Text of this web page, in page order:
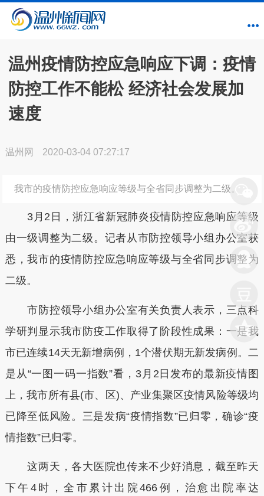
温州疫情防控应急响应下调：疫情
防控工作不能松 经济社会发展加
速度
温州网 2020-03-04 07:27:17
我市的疫情防控应急响应等级与全省同步调整为二级。
3月2日，浙江省新冠肺炎疫情防控应急响应等级
由一级调整为二级。记者从市防控领导小组办公室获
悉，我市的疫情防控应急响应等级与全省同步调整为
二级。
市防控领导小组办公室有关负责人表示，三点科
学研判显示我市防疫工作取得了阶段性成果：一是我
市已连续14天无新增病例，1个潜伏期无新发病例。二
是从“一图一码一指数”看，3月2日发布的最新疫情图
上，我市所有县(市、区)、产业集聚区疫情风险等级均
已降至低风险。三是发病“疫情指数”已归零，确诊“疫
情指数”已归零。
这两天，各大医院也传来不少好消息，截至昨天
下午4时，全市累计出院466例，治愈出院率达